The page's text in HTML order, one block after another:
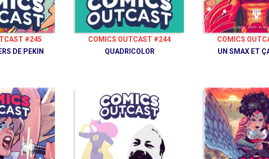
#245
DE PEKIN
COMICS OUTCAST #244
QUADRICOLOR
COMICS
UN SMAX ET